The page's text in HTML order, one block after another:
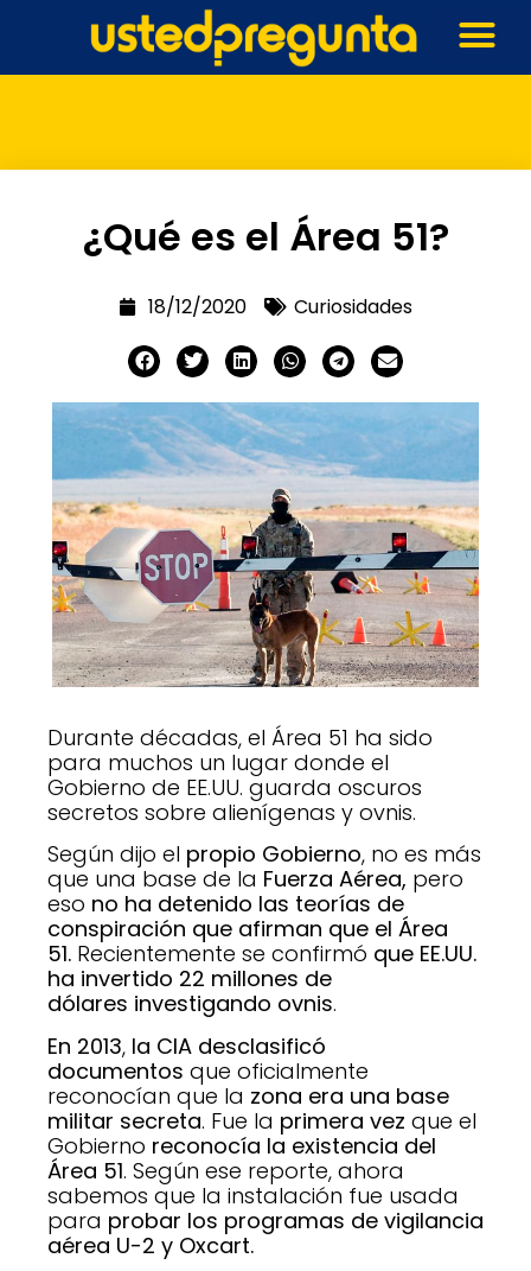
¿Qué es el Área 51?
18/12/2020 Curiosidades
Durante décadas, el Área 51 ha sido
para muchos un lugar donde el
Gobierno de EE.UU. guarda oscuros
secretos sobre alienígenas y ovnis.
Según dijo el propio Gobierno, no es más
que una base de la Fuerza Aérea, pero
eso no ha detenido las teorías de
conspiración que afirman que el Área
51. Recientemente se confirmó que EE.UU.
ha invertido 22 millones de
dólares investigando ovnis.
En 2013, la CIA desclasificó
documentos que oficialmente
reconocían que la zona era una base
militar secreta. Fue la primera vez que el
Gobierno reconocía la existencia del
Área 51. Según ese reporte, ahora
sabemos que la instalación fue usada
para probar los programas de vigilancia
aérea U-2 y Oxcart.